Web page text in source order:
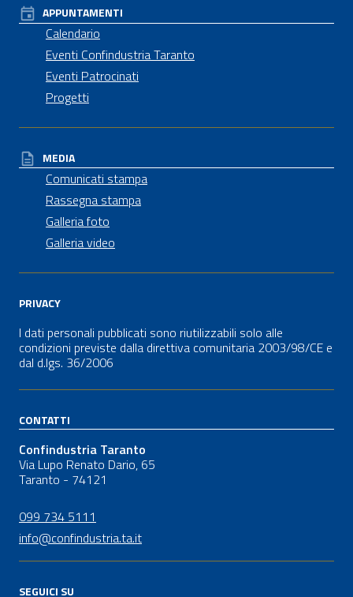
APPUNTAMENTI
Calendario
Eventi Confindustria Taranto
Eventi Patrocinati
Progetti
MEDIA
Comunicati stampa
Rassegna stampa
Galleria foto
Galleria video
PRIVACY
I dati personali pubblicati sono riutilizzabili solo alle
condizioni previste dalla direttiva comunitaria 2003/98/CE e
dal d.lgs. 36/2006
CONTATTI
Confindustria Taranto
Via Lupo Renato Dario, 65
Taranto - 74121
099 734 5111
info@confindustria.ta.it
SEGUICI SU